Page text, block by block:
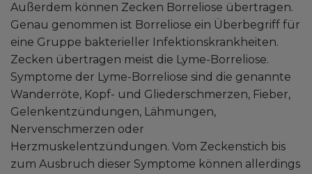
Außerdem können Zecken Borreliose übertragen.
Genau genommen ist Borreliose ein Überbegriff für
eine Gruppe bakterieller Infektionskrankheiten.
Zecken übertragen meist die Lyme-Borreliose.
Symptome der Lyme-Borreliose sind die genannte
Wanderröte, Kopf- und Gliederschmerzen, Fieber,
Gelenkentzündungen, Lähmungen,
Nervenschmerzen oder
Herzmuskelentzündungen. Vom Zeckenstich bis
zum Ausbruch dieser Symptome können allerdings